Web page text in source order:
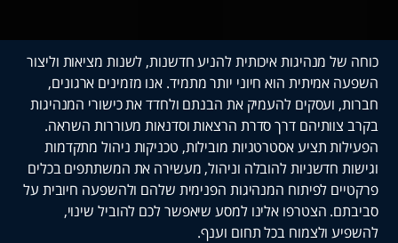
מנהיגות איכותית להניע חדשנות, לשנות מציאות וליצור
הוא חיוני יותר מתמיד. אנו מזמינים ארגונים,
ועסקים להעמיק את הבנתם ולחדד את כישורי המנהיגות
דרך סדרת הרצאות וסדנאות מעוררות השראה.
תציע אסטרטגיות מובילות, טכניקות ניהול מתקדמות
חדשניות להובלה וניהול, מעשירה את המשתתפים בכלים
לפיתוח המנהיגות הפנימית שלהם ולהשפעה חיובית על
הצטרפו אלינו למסע שיאפשר לכם להוביל שינוי,
ולצמוח בכל תחום וענף.